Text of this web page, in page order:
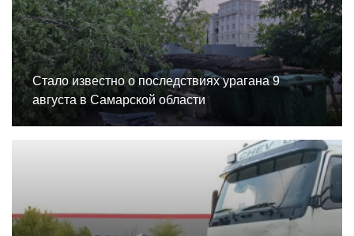
Стало известно о последствиях урагана 9
августа в Самарской области